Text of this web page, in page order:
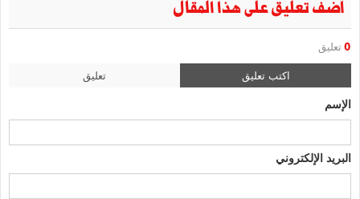
أضف تعليق على هذا المقال
0 تعليق
اكتب تعليق تعليق
الإسم
البريد الإلكتروني